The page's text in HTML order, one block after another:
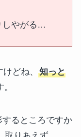
しやがる…
どね、 知っと
るところですか